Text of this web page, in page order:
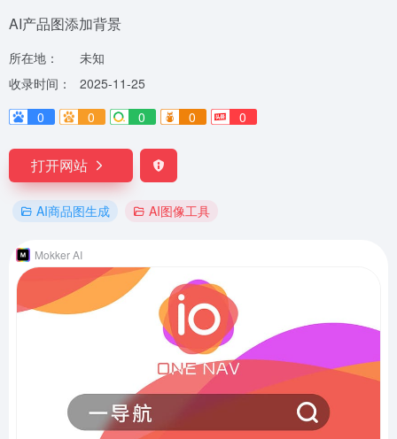
AI产品图添加背景
所在地：
未知
收录时间：
2025-11-25
0
0 0 0 0
打开网站
AI商品图生成 AI图像工具
Mokker AI